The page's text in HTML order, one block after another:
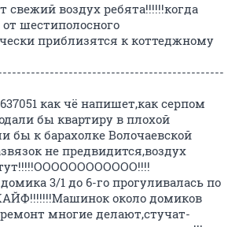
свежий воздух ребята!!!!!!когда
шестиполосного
приблизятся к коттеджному
как чё напишет,как серпом
бы квартиру в плохой
бы к барахолке Волочаевской
не предвидится,воздух
3/1 до 6-го прогуливалась по
около домиков
многие делают,стучат-